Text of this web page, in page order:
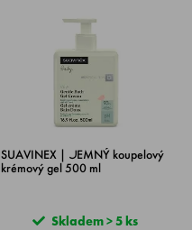
SUAVINEX | JEMNÝ koupelový
krémový gel 500 ml
Skladem > 5 ks